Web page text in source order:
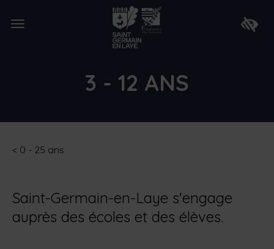
Ouvrir
Lien
de
retour
à
la
Faire
3 - 12 ANS
< 0 - 25 ans
Saint-Germain-en-Laye s'engage
auprès des écoles et des élèves.